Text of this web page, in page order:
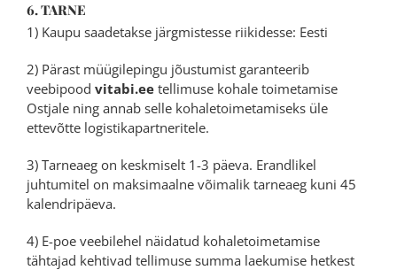
6. TARNE
1) Kaupu saadetakse järgmistesse riikidesse: Eesti
2) Pärast müügilepingu jõustumist garanteerib
veebipood vitabi.eetellimuse kohale toimetamise
Ostjale ning annab selle kohaletoimetamiseks üle
ettevõtte logistikapartneritele.
3) Tarneaeg on keskmiselt 1-3 päeva. Erandlikel
juhtumitel on maksimaalne võimalik tarneaeg kuni 45
kalendripäeva.
4) E-poe veebilehel näidatud kohaletoimetamise
tähtajad kehtivad tellimuse summa laekumise hetkest